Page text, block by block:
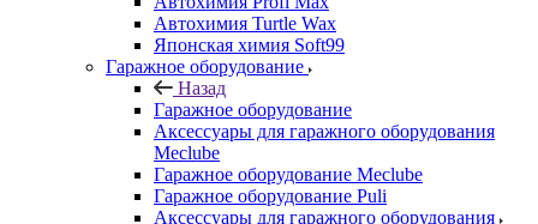
Автохимия Turtle Wax
Японская химия Soft99
Гаражное оборудование
Назад
Гаражное оборудование
Аксессуары для гаражного оборудования
Meclube
Гаражное оборудование Meclube
Гаражное оборудование Puli
Аксессуары для гаражного оборудования